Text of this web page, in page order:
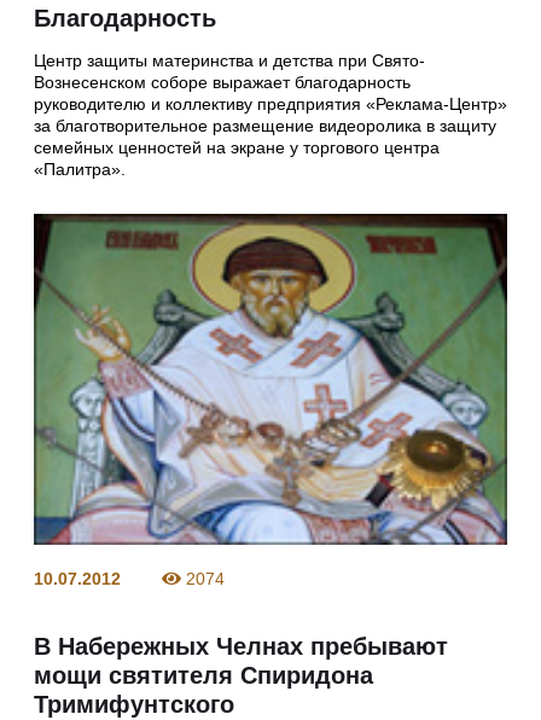
Благодарность
Центр защиты материнства и детства при Свято-
Вознесенском соборе выражает благодарность
руководителю и коллективу предприятия «Реклама-Центр»
за благотворительное размещение видеоролика в защиту
семейных ценностей на экране у торгового центра
«Палитра».
10.07.2012 2074
В Набережных Челнах пребывают
мощи святителя Спиридона
Тримифунтского